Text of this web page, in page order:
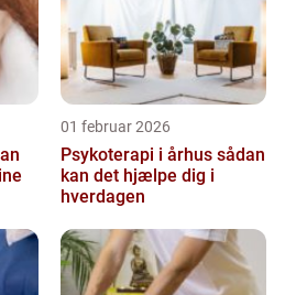
01 februar 2026
Psykoterapi i århus sådan
kan det hjælpe dig i
hverdagen